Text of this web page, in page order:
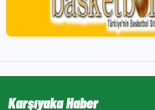
Karşıyaka Haber